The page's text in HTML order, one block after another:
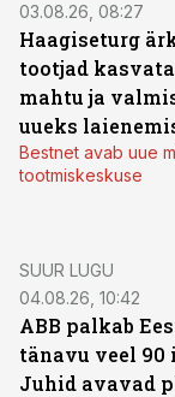
03.08.26, 08:27
Haagiseturg
tootjad
mahtu ja
uueks
Bestnet avab uue
tootmiskeskuse
SUUR LUGU
04.08.26, 10:42
ABB palkab
tänavu veel 90
Juhid avavad